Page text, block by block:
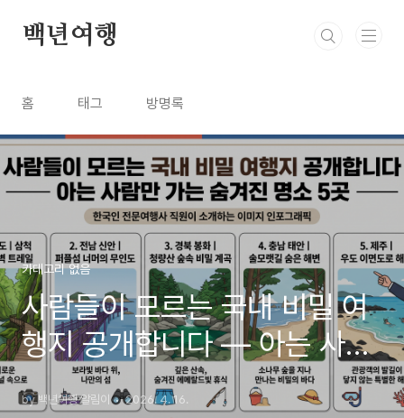
백년여행
홈 태그 방명록
카테고리 없음
사람들이 모르는 국내 비밀 여
행지 공개합니다 — 아는 사람
만 가는 숨겨진 명소 5곳
by 백년여행 알림이 2026. 4. 16.